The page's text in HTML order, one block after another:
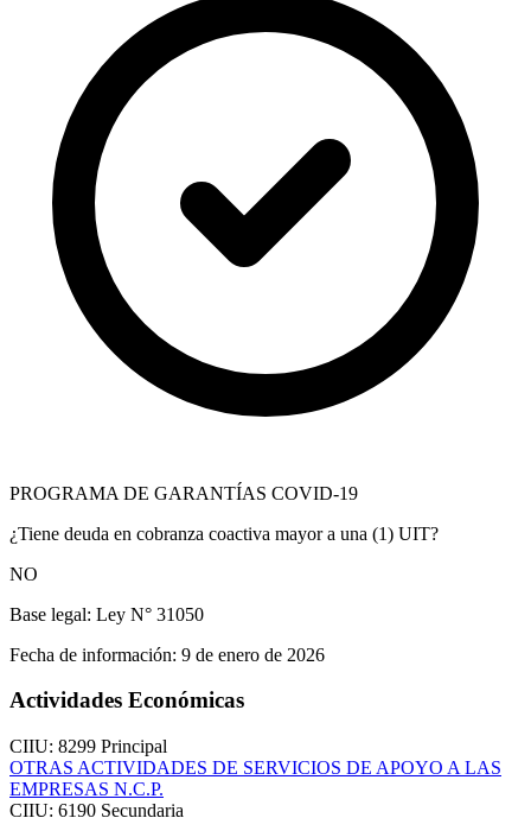
PROGRAMA DE GARANTÍAS COVID-19
¿Tiene deuda en cobranza coactiva mayor a una (1) UIT?
NO
Base legal: Ley N° 31050
Fecha de información: 9 de enero de 2026
Actividades Económicas
CIIU: 8299 Principal
OTRAS ACTIVIDADES DE SERVICIOS DE APOYO A LAS
EMPRESAS N.C.P.
CIIU: 6190 Secundaria